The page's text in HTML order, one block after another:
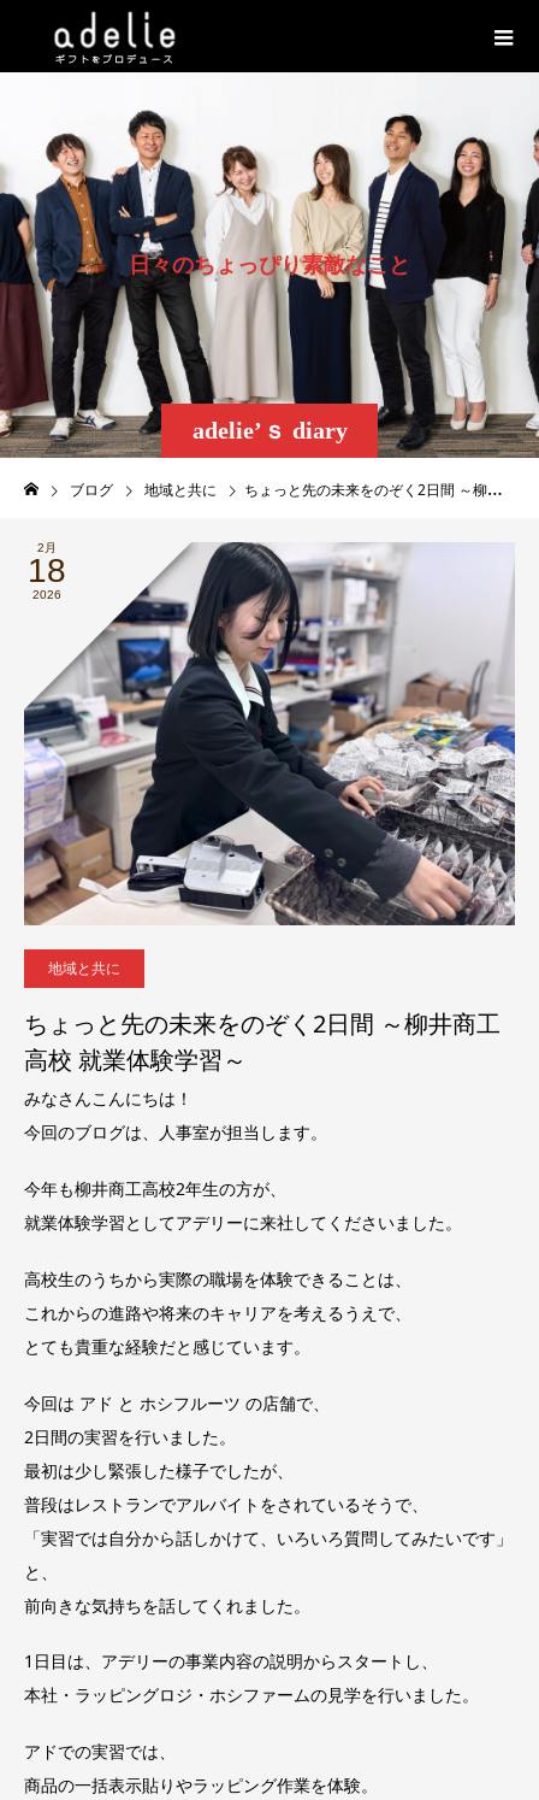
adelie’ｓ diary
日々のちょ っぴり素敵なこ と
ブログ 地域と共に ちょっと先の未来をのぞく2日間 ～柳井商工高校 就業体験学習～
2月
18
2026
地域と共に
ちょっと先の未来をのぞく2日間 ～柳井商工
高校 就業体験学習～
みなさんこんにちは！
今回のブログは、人事室が担当します。
今年も柳井商工高校2年生の方が、
就業体験学習としてアデリーに来社してくださいました。
高校生のうちから実際の職場を体験できることは、
これからの進路や将来のキャリアを考えるうえで、
とても貴重な経験だと感じています。
今回は アド と ホシフルーツ の店舗で、
2日間の実習を行いました。
最初は少し緊張した様子でしたが、
普段はレストランでアルバイトをされているそうで、
「実習では自分から話しかけて、いろいろ質問してみたいです」
と、
前向きな気持ちを話してくれました。
1日目は、アデリーの事業内容の説明からスタートし、
本社・ラッピングロジ・ホシファームの見学を行いました。
アドでの実習では、
商品の一括表示貼りやラッピング作業を体験。